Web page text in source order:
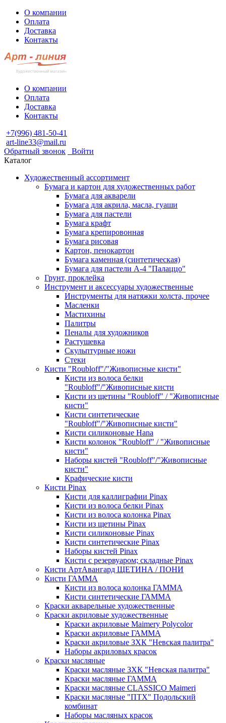
О компании
Оплата
Доставка
Контакты
О компании
Оплата
Доставка
Контакты
+7(996) 481-50-41
art-line33@mail.ru
Обратный звонок
Войти
Каталог
Художественный ассортимент
Бумага и картон для художественных работ
Бумага для акварели
Бумага для акрила, масла, гуаши
Бумага для пастели
Бумага крафт
Бумага крепировонная
Бумага рисовая
Картон, пенокартон
Бумага каменная (синтетическая)
Бумага для пастели А-4 "Палаццо"
Грунт, проклейка
Инструмент и аксессуары художественные
Инструменты для натяжки холста, прочее
Масленки
Мастихины
Палитры
Пеналы для художников
Растушевка
Скульптурные ножи
Стеки
Кисти "Roubloff"/"Живописные кисти"
Кисти из волоса белки
"Roubloff"/"Живописные кисти
Кисти из щетины "Roubloff" / "Живописные
кисти"
Кисти синтетические
"Roubloff"/"Живописные кисти"
Кисти силиконовые Hana
Кисти колонок "Roubloff" / "Живописные
кисти"
Наборы кистей "Roubloff"/"Живописные
кисти"
Крафические кисти
Кисти Pinax
Кисти для каллиграфии Pinax
Кисти из волоса белки Pinax
Кисти из волоса колонка Pinax
Кисти из щетины Pinax
Кисти силиконовые Pinax
Кисти синтетические Pinax
Наборы кистей Pinax
Кисти с резервуаром; складные Pinax
Кисти АртАвангард ЩЕТИНА / ПОНИ
Кисти ГАММА
Кисти из волоса колонка ГАММА
Кисти синтетические ГАММА
Краски акварельные художественные
Краски акриловые художественные
Краски акриловые Maimery Polycolor
Краски акриловые ГАММА
Краски акриловые ЗХК "Невская палитра"
Наборы акриловых красок
Краски масляные
Краски масляные ЗХК "Невская палитра"
Краски масляные ГАММА
Краски масляные CLASSICO Maimeri
Краски масляные "ПТХ" Подольский
комбинат
Наборы масляных красок